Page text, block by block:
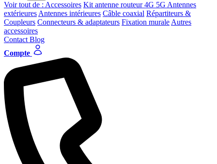
Voir tout de : Accessoires Kit antenne routeur 4G 5G Antennes
extérieures Antennes intérieures Câble coaxial Répartiteurs &
Coupleurs Connecteurs & adaptateurs Fixation murale Autres
accessoires
Contact Blog
Compte